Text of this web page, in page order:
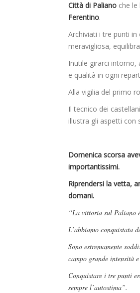
Città di Paliano che
Ferentino.
Archiviati i tre punti
meravigliosa,
Inutile girarci intorno,
e qualità in ogni
Alla vigilia del primo
Il tecnico dei
illustra gli aspetti con
Domenica scorsa
importantissimi.
Riprendersi la vetta,
domani.
“La vittoria sul Paliano
L’abbiamo conquistata
Sono estremamente
campo grande intensità
Conquistare i tre punti
sempre l’autostima”.